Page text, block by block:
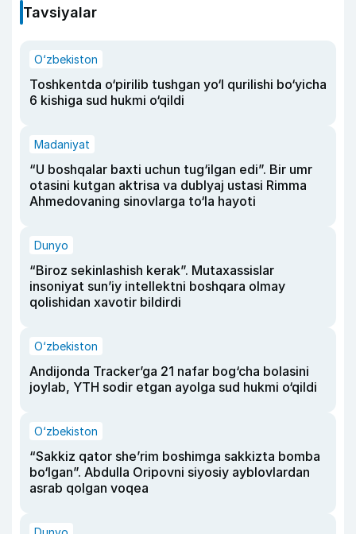
Tavsiyalar
O‘zbekiston
Toshkentda o‘pirilib tushgan yo‘l qurilishi bo‘yicha
6 kishiga sud hukmi o‘qildi
Madaniyat
“U boshqalar baxti uchun tug‘ilgan edi”. Bir umr
otasini kutgan aktrisa va dublyaj ustasi Rimma
Ahmedovaning sinovlarga to‘la hayoti
Dunyo
“Biroz sekinlashish kerak”. Mutaxassislar
insoniyat sun’iy intellektni boshqara olmay
qolishidan xavotir bildirdi
O‘zbekiston
Andijonda Tracker’ga 21 nafar bog‘cha bolasini
joylab, YTH sodir etgan ayolga sud hukmi o‘qildi
O‘zbekiston
“Sakkiz qator she’rim boshimga sakkizta bomba
bo‘lgan”. Abdulla Oripovni siyosiy ayblovlardan
asrab qolgan voqea